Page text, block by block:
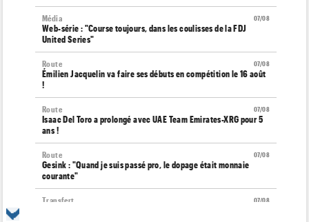
07/08
Média
Web-série : "Course toujours, dans les coulisses de la FDJ
United Series"
07/08
Route
Émilien Jacquelin va faire ses débuts en compétition le 16 août
!
07/08
Route
Isaac Del Toro a prolongé avec UAE Team Emirates-XRG pour 5
ans !
07/08
Route
Gesink : "Quand je suis passé pro, le dopage était monnaie
courante"
07/08
Transfert